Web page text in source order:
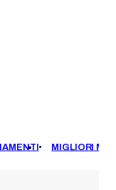
MIGLIORI